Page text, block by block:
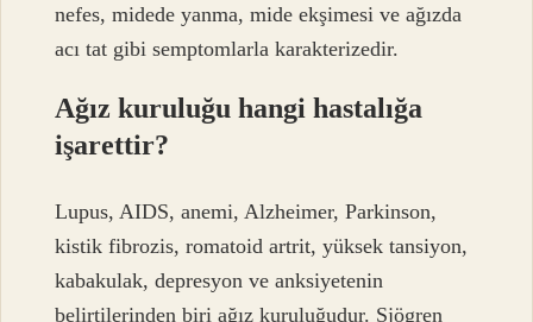
nefes, midede yanma, mide ekşimesi ve ağızda
acı tat gibi semptomlarla karakterizedir.
Ağız kuruluğu hangi hastalığa
işarettir?
Lupus, AIDS, anemi, Alzheimer, Parkinson,
kistik fibrozis, romatoid artrit, yüksek tansiyon,
kabakulak, depresyon ve anksiyetenin
belirtilerinden biri ağız kuruluğudur. Sjögren